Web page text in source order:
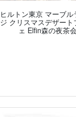
ヒルトン東京 マーブル
ジ クリスマスデザート
ェ Elfin森の夜茶